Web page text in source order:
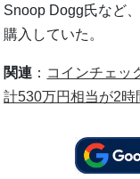
Snoop Dogg氏など
購入していた。
関連 ： コインチェッ
計530万円相当が2時